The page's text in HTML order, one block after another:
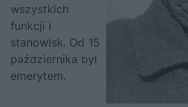
wszystkich
funkcji i
stanowisk. Od 15
października był
emerytem.